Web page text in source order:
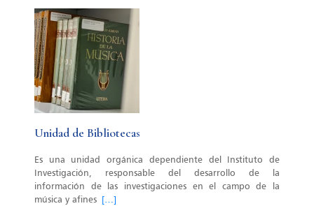
Unidad de Bibliotecas
Es una unidad orgánica dependiente del Instituto de
Investigación, responsable del desarrollo de la
información de las investigaciones en el campo de la
música y afines […]